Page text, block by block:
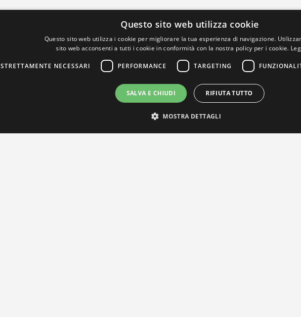
Questo sito web utilizza cookie
Questo sito web utilizza i cookie per migliorare la tua esperienza di navigazione.
sito web acconsenti a tutti i cookie in conformità con la nostra policy per i cookie.
STRETTAMENTE NECESSARI PERFORMANCE TARGETING
SALVA E CHIUDI RIFIUTA TUTTO
MOSTRA DETTAGLI